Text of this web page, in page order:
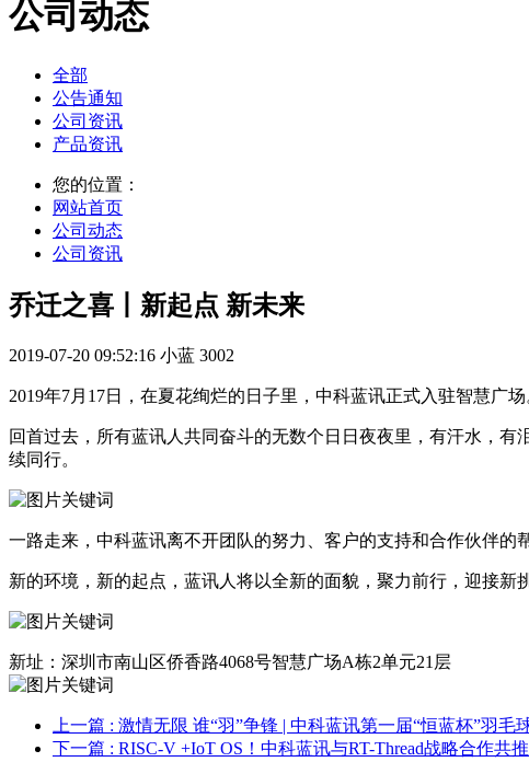
公司动态
全部
公告通知
公司资讯
产品资讯
您的位置：
网站首页
公司动态
公司资讯
乔迁之喜丨新起点 新未来
2019-07-20 09:52:16 小蓝 3002
2019年7月17日，在夏花绚烂的日子里，中科蓝讯正式入驻智慧广
回首过去，所有蓝讯人共同奋斗的无数个日日夜夜里，有汗水，
续同行。
一路走来，中科蓝讯离不开团队的努力、客户的支持和合作伙伴的
新的环境，新的起点，蓝讯人将以全新的面貌，聚力前行，迎接新
新址：深圳市南山区侨香路4068号智慧广场A栋2单元21层
上一篇 : 激情无限 谁“羽”争锋 | 中科蓝讯第一届“恒蓝杯”羽毛
下一篇 : RISC-V +IoT OS！中科蓝讯与RT-Thread战略合作共